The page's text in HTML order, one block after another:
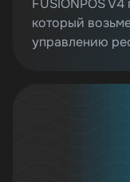
FUSIONPOS
который
управлению